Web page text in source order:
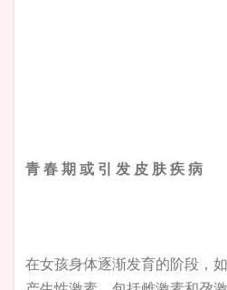
青 春 期 或 引 发 皮 肤 疾 病
在女孩身体逐渐发育的阶段，